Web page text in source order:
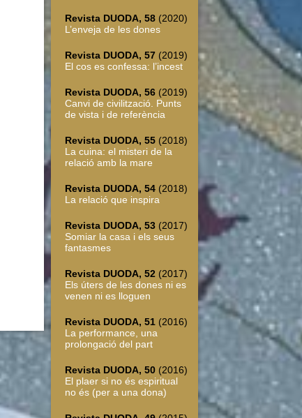
Revista DUODA, 58 (2020)
L’enveja de les dones
Revista DUODA, 57 (2019)
El cos es confessa: l’incest
Revista DUODA, 56 (2019)
Canvi de civilització. Punts
de vista i de referència
Revista DUODA, 55 (2018)
La cuina: el misteri de la
relació amb la mare
Revista DUODA, 54 (2018)
La relació que inspira
Revista DUODA, 53 (2017)
Somiar la casa i els seus
fantasmes
Revista DUODA, 52 (2017)
Els úters de les dones ni es
venen ni es lloguen
Revista DUODA, 51 (2016)
La performance, una
prolongació del part
Revista DUODA, 50 (2016)
El plaer si no és espiritual
no és (per a una dona)